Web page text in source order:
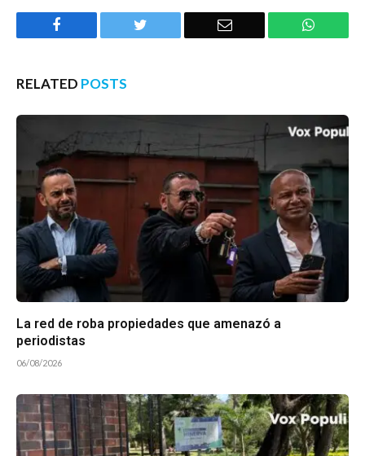
Email
RELATED POSTS
La red de roba propiedades que amenazó a
periodistas
06/08/2026